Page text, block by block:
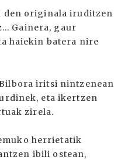
den originala iruditzen
Gainera, gaur
haiekin batera nire
iritsi nintzenean
eta ikertzen
zirela.
herrietatik
ibili ostean,